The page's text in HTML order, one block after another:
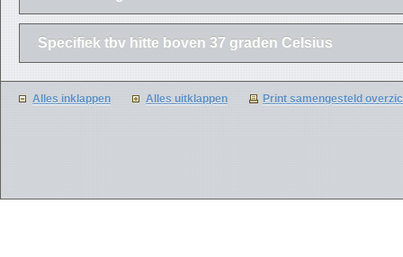
Specifiek tbv hitte boven 37 graden Celsius
Alles inklappen Alles uitklappen Print samengesteld